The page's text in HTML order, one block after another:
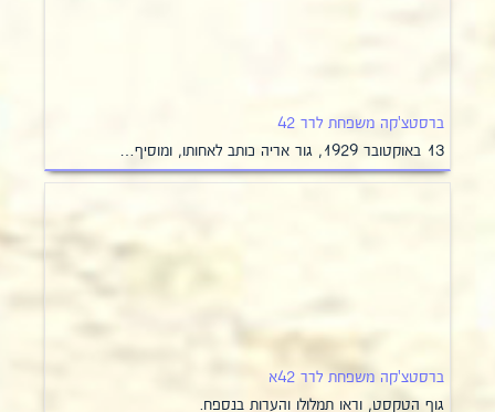
ברסטצ'קה משפחת לרר 42
13 באוקטובר 1929, גור אריה כותב לאחותו, ומוסיף…
ברסטצ'קה משפחת לרר 42א
גוף הטקסט, וראו תמלולו והערות בנספח.